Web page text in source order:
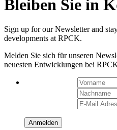
Bleiben Sie in
Sign up for our Newsletter and
developments at RPCK.
Melden Sie sich für unseren
neuesten Entwicklungen bei